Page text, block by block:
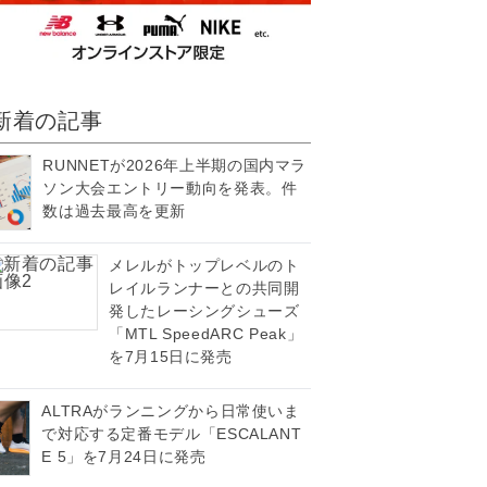
着の記事
RUNNETが2026年上半期の国内マラ
ソン大会エントリー動向を発表。件
数は過去最高を更新
メレルがトップレベルのト
レイルランナーとの共同開
発したレーシングシューズ
「MTL SpeedARC Peak」
を7月15日に発売
ALTRAがランニングから日常使いま
で対応する定番モデル「ESCALANT
E 5」を7月24日に発売